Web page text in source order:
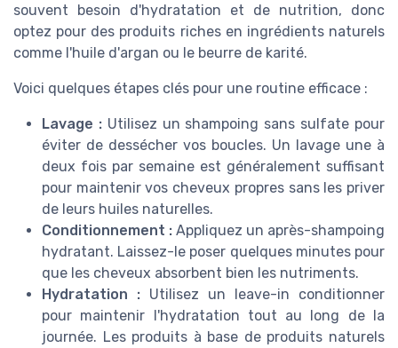
souvent besoin d'hydratation et de nutrition, donc
optez pour des produits riches en ingrédients naturels
comme l'huile d'argan ou le beurre de karité.
Voici quelques étapes clés pour une routine efficace :
Lavage :Utilisez un shampoing sans sulfate pour
éviter de dessécher vos boucles. Un lavage une à
deux fois par semaine est généralement suffisant
pour maintenir vos cheveux propres sans les priver
de leurs huiles naturelles.
Conditionnement : Appliquez un après-shampoing
hydratant. Laissez-le poser quelques minutes pour
que les cheveux absorbent bien les nutriments.
Hydratation : Utilisez un leave-in conditionner
pour maintenir l'hydratation tout au long de la
journée. Les produits à base de produits naturels